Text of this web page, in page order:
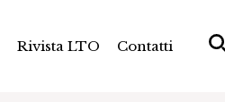
Rivista LTO Contatti